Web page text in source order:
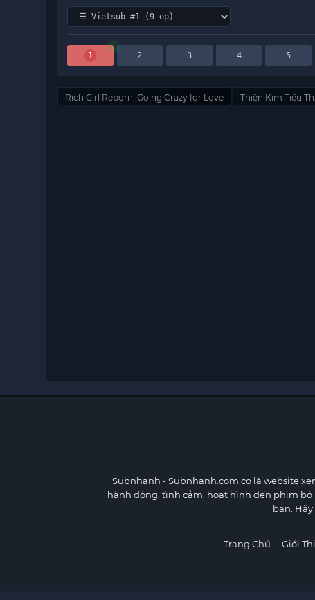
1 2 3 4 5
Rich Girl Reborn: Going Crazy for Love Thiên Kim Tiểu
Subnhanh - Subnhanh.com.co là website
hành động, tình cảm, hoạt hình đến phim
bạn.
Trang Chủ Giới